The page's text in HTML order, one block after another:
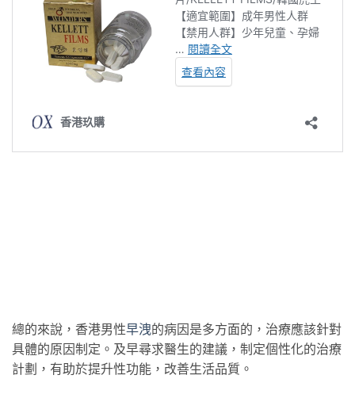
總的來說，香港男性早洩的病因是多方面的，治療應該針對
具體的原因制定。及早尋求醫生的建議，制定個性化的治療
計劃，有助於提升性功能，改善生活品質。